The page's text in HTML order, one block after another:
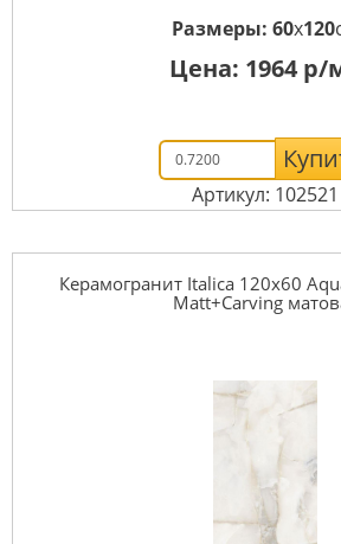
Размеры: 60x120
Цена: 1964 р/
Артикул: 102521
Керамогранит Italica 120x60
Matt+Carving